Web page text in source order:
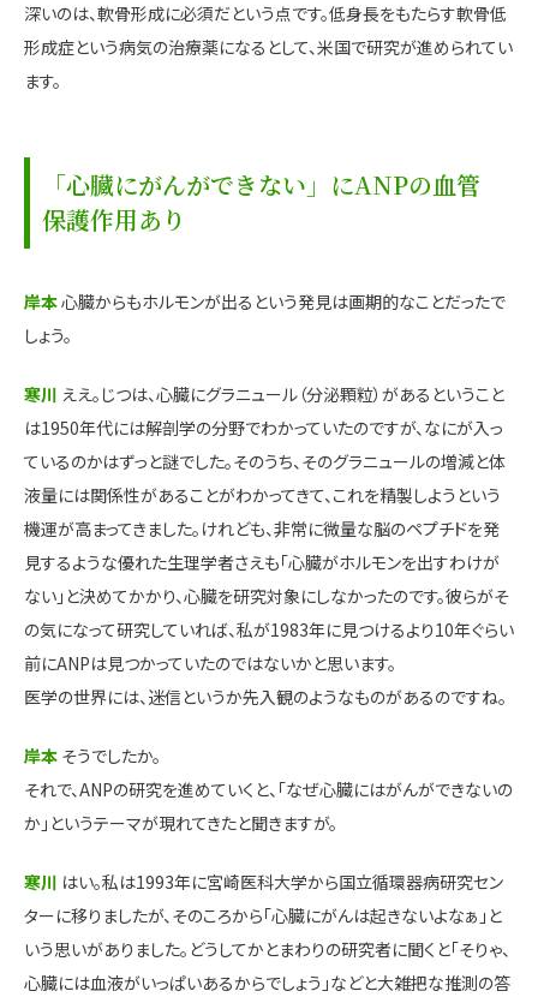
深いのは、軟骨形成に必須だという点です。低身長をもたらす軟骨低
形成症という病気の治療薬になるとして、米国で研究が進められてい
ます。
「心臓にがんができない」にANPの血管
保護作用あり
岸本心臓からもホルモンが出るという発見は画期的なことだったで
しょう。
寒川 ええ。じつは、心臓にグラニュール（分泌顆粒）があるということ
は1950年代には解剖学の分野でわかっていたのですが、なにが入っ
ているのかはずっと謎でした。そのうち、そのグラニュールの増減と体
液量には関係性があることがわかってきて、これを精製しようという
機運が高まってきました。けれども、非常に微量な脳のペプチドを発
見するような優れた生理学者さえも「心臓がホルモンを出すわけが
ない」と決めてかかり、心臓を研究対象にしなかったのです。彼らがそ
の気になって研究していれば、私が1983年に見つけるより10年ぐらい
前にANPは見つかっていたのではないかと思います。
医学の世界には、迷信というか先入観のようなものがあるのですね。
岸本 そうでしたか。
それで、ANPの研究を進めていくと、「なぜ心臓にはがんができないの
か」というテーマが現れてきたと聞きますが。
寒川 はい。私は1993年に宮崎医科大学から国立循環器病研究セン
ターに移りましたが、そのころから「心臓にがんは起きないよなぁ」と
いう思いがありました。どうしてかとまわりの研究者に聞くと「そりゃ、
心臓には血液がいっぱいあるからでしょう」などと大雑把な推測の答